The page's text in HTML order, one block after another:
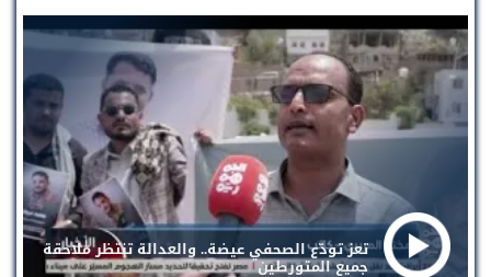
تعز تودّع الصحفي عيضة.. والعدالة تنتظر ملاحقة
جميع المتورطين